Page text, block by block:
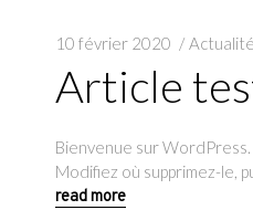
10 février 2020
Article
Bienvenue sur
Modifiez où supprimez-le,
read more